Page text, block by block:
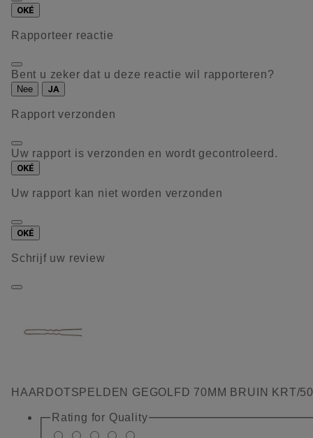
OKÉ
Rapporteer reactie
Bent u zeker dat u deze reactie wil rapporteren?
Nee JA
Rapport verzonden
Uw rapport is verzonden en wordt gecontroleerd.
OKÉ
Uw rapport kan niet worden verzonden
OKÉ
Schrijf uw review
HAARDOTSPELDEN GEGOLFD 70MM BRUIN KRT/
Rating for Quality